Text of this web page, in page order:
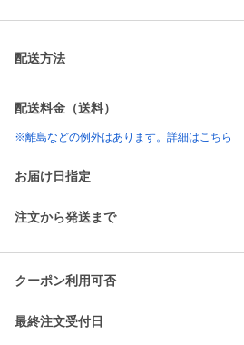
配送方法
配送料金（送料）
※離島などの例外はあります。詳細はこちら
お届け日指定
注文から発送まで
クーポン利用可否
最終注文受付日